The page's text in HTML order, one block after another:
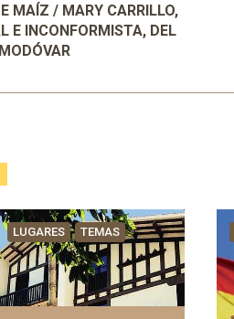
MAÍZ / MARY CARRILLO,
E INCONFORMISTA, DEL
LUGARES TEMAS